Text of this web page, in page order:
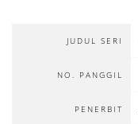
JUDUL SERI
NO. PANGGIL
PENERBIT